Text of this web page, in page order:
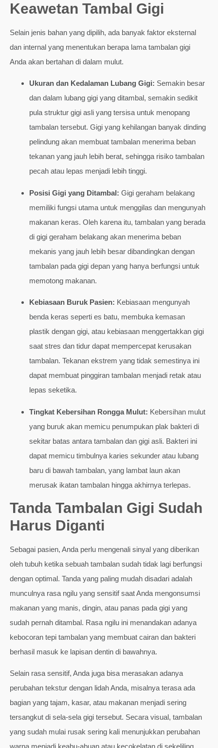
Keawetan Tambal Gigi
Selain jenis bahan yang dipilih, ada banyak faktor eksternal
dan internal yang menentukan berapa lama tambalan gigi
Anda akan bertahan di dalam mulut.
Ukuran dan Kedalaman Lubang Gigi: Semakin besar
dan dalam lubang gigi yang ditambal, semakin sedikit
pula struktur gigi asli yang tersisa untuk menopang
tambalan tersebut. Gigi yang kehilangan banyak dinding
pelindung akan membuat tambalan menerima beban
tekanan yang jauh lebih berat, sehingga risiko tambalan
pecah atau lepas menjadi lebih tinggi.
Posisi Gigi yang Ditambal: Gigi geraham belakang
memiliki fungsi utama untuk menggilas dan mengunyah
makanan keras. Oleh karena itu, tambalan yang berada
di gigi geraham belakang akan menerima beban
mekanis yang jauh lebih besar dibandingkan dengan
tambalan pada gigi depan yang hanya berfungsi untuk
memotong makanan.
Kebiasaan Buruk Pasien: Kebiasaan mengunyah
benda keras seperti es batu, membuka kemasan
plastik dengan gigi, atau kebiasaan menggertakkan gigi
saat stres dan tidur dapat mempercepat kerusakan
tambalan. Tekanan ekstrem yang tidak semestinya ini
dapat membuat pinggiran tambalan menjadi retak atau
lepas seketika.
Tingkat Kebersihan Rongga Mulut: Kebersihan mulut
yang buruk akan memicu penumpukan plak bakteri di
sekitar batas antara tambalan dan gigi asli. Bakteri ini
dapat memicu timbulnya karies sekunder atau lubang
baru di bawah tambalan, yang lambat laun akan
merusak ikatan tambalan hingga akhirnya terlepas.
Tanda Tambalan Gigi Sudah
Harus Diganti
Sebagai pasien, Anda perlu mengenali sinyal yang diberikan
oleh tubuh ketika sebuah tambalan sudah tidak lagi berfungsi
dengan optimal. Tanda yang paling mudah disadari adalah
munculnya rasa ngilu yang sensitif saat Anda mengonsumsi
makanan yang manis, dingin, atau panas pada gigi yang
sudah pernah ditambal. Rasa ngilu ini menandakan adanya
kebocoran tepi tambalan yang membuat cairan dan bakteri
berhasil masuk ke lapisan dentin di bawahnya.
Selain rasa sensitif, Anda juga bisa merasakan adanya
perubahan tekstur dengan lidah Anda, misalnya terasa ada
bagian yang tajam, kasar, atau makanan menjadi sering
tersangkut di sela-sela gigi tersebut. Secara visual, tambalan
yang sudah mulai rusak sering kali menunjukkan perubahan